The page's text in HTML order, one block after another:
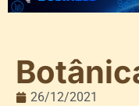
26/12/2021